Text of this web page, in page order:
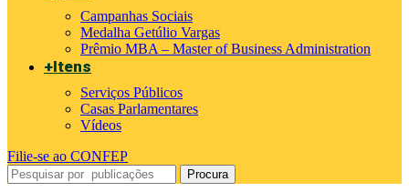
Campanhas Sociais
Medalha Getúlio Vargas
Prêmio MBA – Master of Business Administration
+Itens
Serviços Públicos
Casas Parlamentares
Vídeos
Filie-se ao CONFEP
Procura